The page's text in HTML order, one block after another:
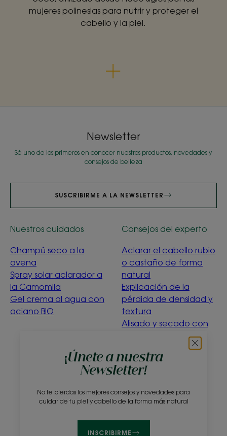
mujeres polinesias para nutrir y proteger el
cabello y la piel.
¡Únete a nuestra
Newsletter!
No te pierdas los mejores consejos y novedades para
cuidar de tu piel y cabello de la forma más natural
INSCRIBIRME
Newsletter
Sé uno de los primeros en conocer nuestros productos, novedades y
consejos de belleza
SUSCRIBIRME A LA NEWSLETTER
Nuestros cuidados
Champú seco a la
avena
Spray solar aclarador a
la Camomila
Gel crema al agua con
aciano BIO
Consejos del experto
Aclarar el cabello rubio
o castaño de forma
natural
Explicación de la
pérdida de densidad y
textura
Alisado y secado con
purificante
¿Qué significa la
Preguntas frecuentesContacto